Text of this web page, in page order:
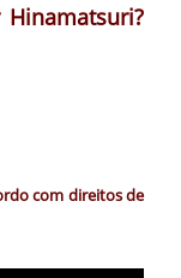
com direitos de